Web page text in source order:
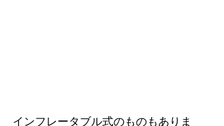
インフレータブル式のものもありま